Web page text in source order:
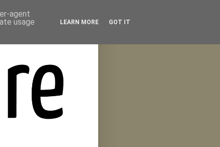
agent
usage
LEARN MORE GOT IT